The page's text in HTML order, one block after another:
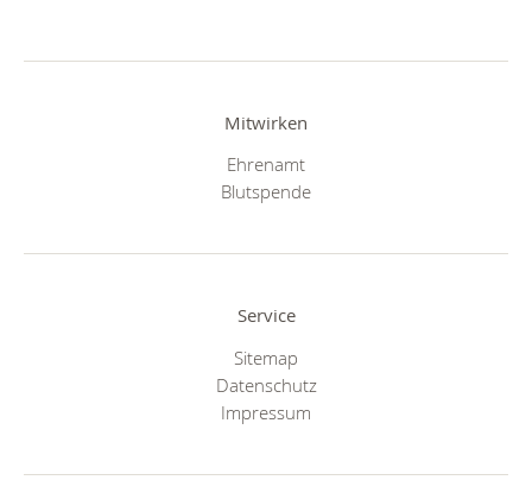
Mitwirken
Ehrenamt
Blutspende
Service
Sitemap
Datenschutz
Impressum